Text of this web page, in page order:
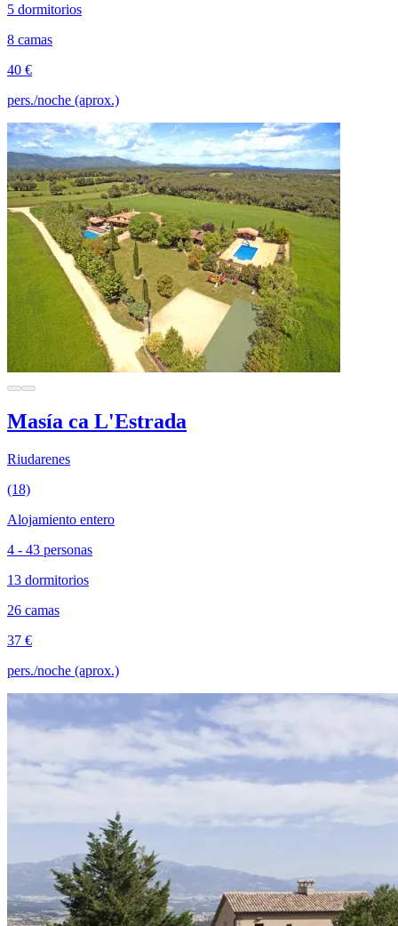
5 dormitorios
8 camas
40 €
pers./noche (aprox.)
Masía ca L'Estrada
Riudarenes
(18)
Alojamiento entero
4 - 43 personas
13 dormitorios
26 camas
37 €
pers./noche (aprox.)